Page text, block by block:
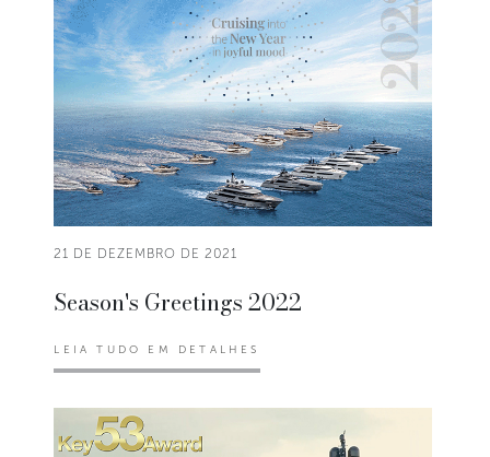
21 DE DEZEMBRO DE 2021
Season's Greetings 2022
LEIA TUDO EM DETALHES